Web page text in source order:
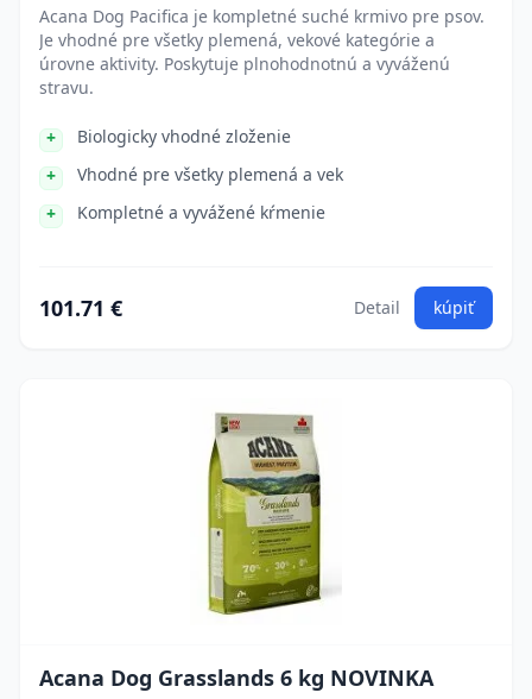
Acana Dog Pacifica je kompletné suché krmivo pre psov.
Je vhodné pre všetky plemená, vekové kategórie a
úrovne aktivity. Poskytuje plnohodnotnú a vyváženú
stravu.
Biologicky vhodné zloženie
Vhodné pre všetky plemená a vek
Kompletné a vyvážené kŕmenie
101.71 € Detail kúpiť
Acana Dog Grasslands 6 kg NOVINKA